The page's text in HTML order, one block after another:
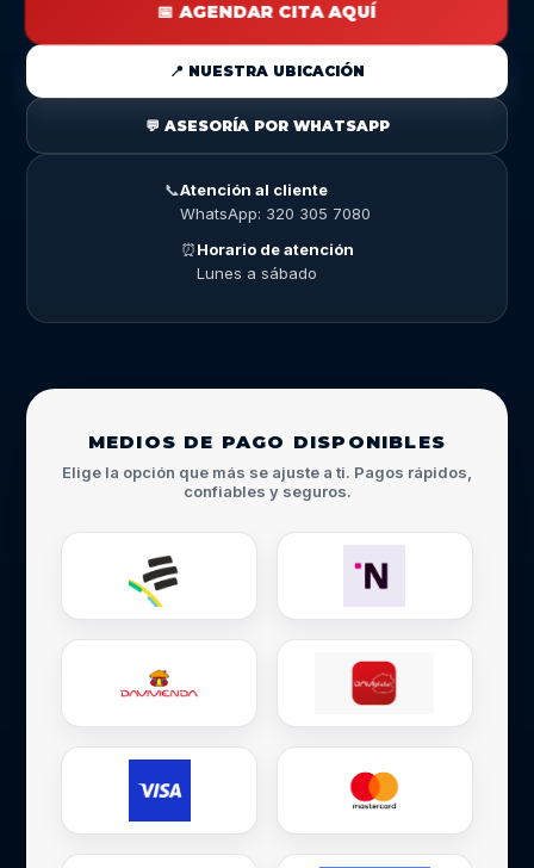
📅 AGENDAR CITA AQUÍ
📍 NUESTRA UBICACIÓN
💬 ASESORÍA POR WHATSAPP
📞Atención al cliente
WhatsApp: 320 305 7080
⏰Horario de atención
Lunes a sábado
MEDIOS DE PAGO DISPONIBLES
Elige la opción que más se ajuste a ti. Pagos rápidos,
confiables y seguros.